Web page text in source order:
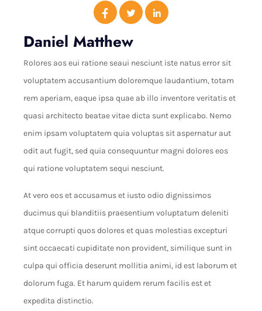
Daniel Matthew
Rolores aos eui ratione seaui nesciunt iste natus error sit
voluptatem accusantium doloremque laudantium, totam
rem aperiam, eaque ipsa quae ab illo inventore veritatis et
quasi architecto beatae vitae dicta sunt explicabo. Nemo
enim ipsam voluptatem quia voluptas sit aspernatur aut
odit aut fugit, sed quia consequuntur magni dolores eos
qui ratione voluptatem sequi nesciunt.
At vero eos et accusamus et iusto odio dignissimos
ducimus qui blanditiis praesentium voluptatum deleniti
atque corrupti quos dolores et quas molestias excepturi
sint occaecati cupiditate non provident, similique sunt in
culpa qui officia deserunt mollitia animi, id est laborum et
dolorum fuga. Et harum quidem rerum facilis est et
expedita distinctio.